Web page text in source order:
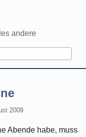
andere
2009
Abende habe, muss